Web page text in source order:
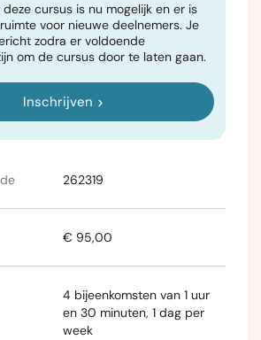
cursus is nu mogelijk en er is
voor nieuwe deelnemers. Je
zodra er voldoende
om de cursus door te laten gaan.
Inschrijven
262319
€ 95,00
4 bijeenkomsten van 1 uur
en 30 minuten, 1 dag per
week